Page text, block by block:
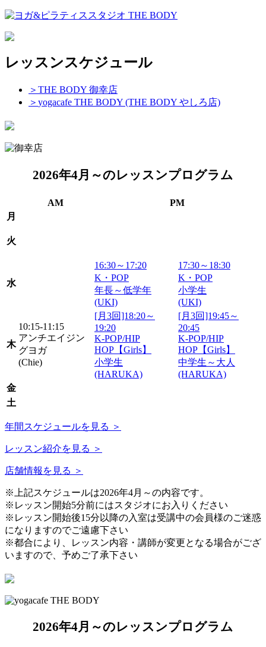
レッスンスケジュール
＞ THE BODY 御幸店
＞ yogacafe THE BODY (THE BODY やしろ店)
2026年4月～のレッスンプログラム
AM
PM
月
火
水
16:30～17:20
K・POP
年長～低学年
(UKI)
17:30～18:30
K・POP
小学生
(UKI)
木
10:15-11:15
アンチエイジン
グヨガ
(Chie)
[月3回]18:20～
19:20
K-POP/HIP
HOP【Girls】
小学生
(HARUKA)
[月3回]19:45～
20:45
K-POP/HIP
HOP【Girls】
中学生～大人
(HARUKA)
金
土
年間スケジュールを見る ＞
レッスン紹介を見る ＞
店舗情報を見る ＞
※上記スケジュールは2026年4月～の内容です。
※レッスン開始5分前にはスタジオにお入りください
※レッスン開始後15分以降の入室は受講中の会員様のご迷惑
になりますのでご遠慮下さい
※都合により、レッスン内容・講師が変更となる場合がござ
いますので、予めご了承下さい
2026年4月～のレッスンプログラム